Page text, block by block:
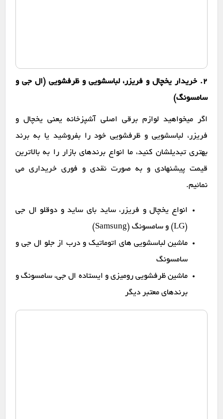
2. خریدار یخچال و فریزر، لباسشویی و ظرفشویی (ال جی و
سامسونگ)
اگر میخواهید لوازم برقی اصلی آشپزخانه یعنی یخچال و
فریزر، لباسشویی و ظرفشویی خود را بفروشید یا به برند
بهتری تبدیلشان کنید، ما انواع برندهای بازار را به بالاترین
قیمت پیشنهادی و به صورت نقدی و فوری خریداری می
نمائیم.
انواع یخچال و فریزر، ساید بای ساید و دوقلو ال جی
(LG) و سامسونگ (Samsung)
ماشین لباسشویی های اتوماتیک و درب از جلو ال جی و
سامسونگ
ماشین ظرفشویی رومیزی و ایستاده ال جی، سامسونگ و
برندهای معتبر دیگر